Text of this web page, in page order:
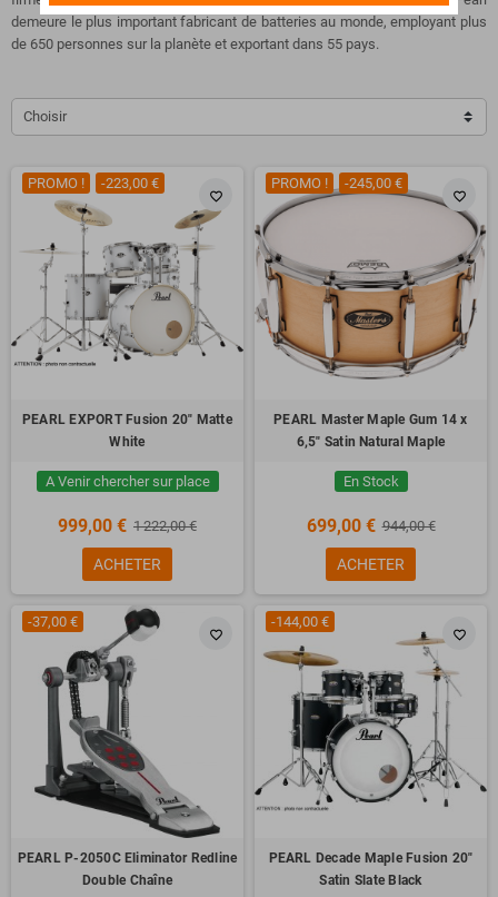
demeure le plus important fabricant de batteries au monde, employant plus
de 650 personnes sur la planète et exportant dans 55 pays.
Choisir
favorite_border
PROMO ! -223,00 €
PEARL EXPORT Fusion 20" Matte
White
A Venir chercher sur place
999,00 € 1 222,00 €
ACHETER
favorite_border
PROMO ! -245,00 €
PEARL Master Maple Gum 14 x
6,5" Satin Natural Maple
En Stock
699,00 € 944,00 €
ACHETER
favorite_border
-37,00 €
PEARL P-2050C Eliminator Redline
Double Chaîne
favorite_border
-144,00 €
PEARL Decade Maple Fusion 20"
Satin Slate Black